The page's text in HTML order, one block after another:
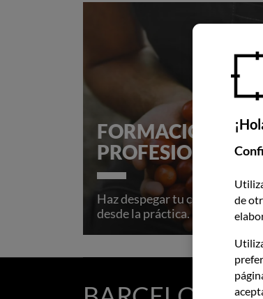
FORMACIÓN
PROFESIONAL
Haz despegar tu carrera
desde la práctica.
de